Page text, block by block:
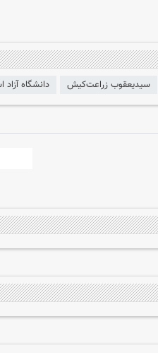
سیدیعقوب زراعت‌کیش دانشگاه آزاد